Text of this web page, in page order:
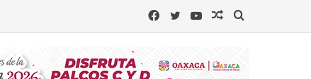
Buscar
Artículo
YouTube
Twitter
Facebook